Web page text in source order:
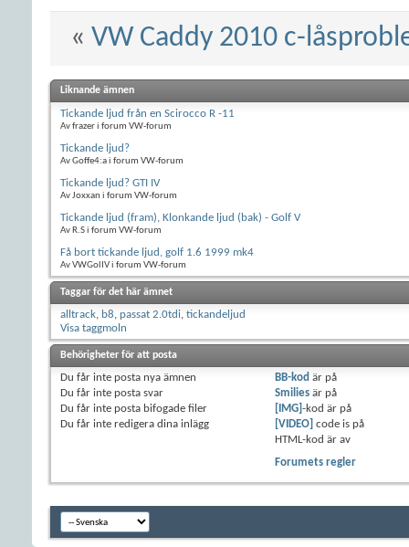
« VW Caddy 2010 c-
Liknande ämnen
Tickande ljud från en Scirocco R -11
Av frazer i forum VW-forum
Tickande ljud?
Av Goffe4:a i forum VW-forum
Tickande ljud? GTI IV
Av Joxxan i forum VW-forum
Tickande ljud (fram), Klonkande ljud (bak) - Golf V
Av R.S i forum VW-forum
Få bort tickande ljud, golf 1.6 1999 mk4
Av VWGolIV i forum VW-forum
Taggar för det här ämnet
alltrack, b8, passat 2.0tdi, tickandeljud
Visa taggmoln
Behörigheter för att posta
Du får inte posta nya ämnen
Du får inte posta svar
Du får inte posta bifogade filer
Du får inte redigera dina inlägg
BB-kod är på
Smiliesär på
[IMG] -kod är på
[VIDEO] code is på
HTML-kod är av
Forumets regler